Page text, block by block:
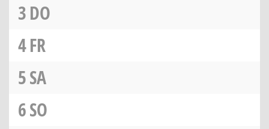
3DO
4FR
5SA
6SO